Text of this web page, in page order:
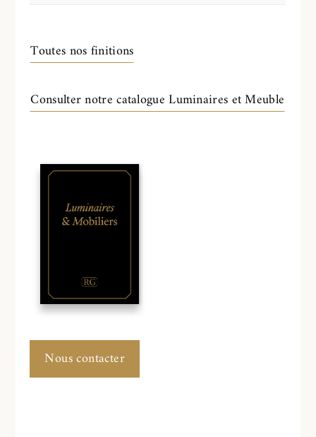
Toutes nos finitions
Consulter notre catalogue Luminaires et Meuble
Nous contacter